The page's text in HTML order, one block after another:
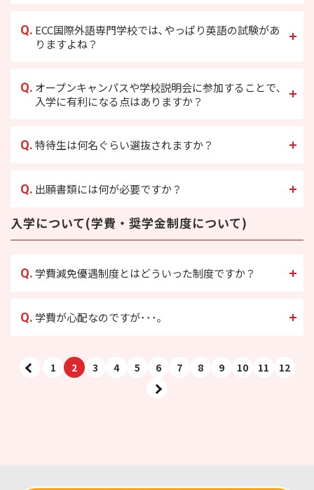
Q. ECC国際外語専門学校では､やっぱり英語の試験があ
りますよね？
Q. オープンキャンパスや学校説明会に参加することで､
入学に有利になる点はありますか？
Q.特待生は何名ぐらい選抜されますか？
Q. 出願書類には何が必要ですか？
入学について(学費・奨学金制度について)
Q.学費減免優遇制度とはどういった制度ですか？
Q.学費が心配なのですが･･･｡
1 2 3 4 5 6 7 8 9 10 11 12